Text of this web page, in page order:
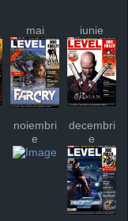
mai iunie
noiembri
e
decembri
e